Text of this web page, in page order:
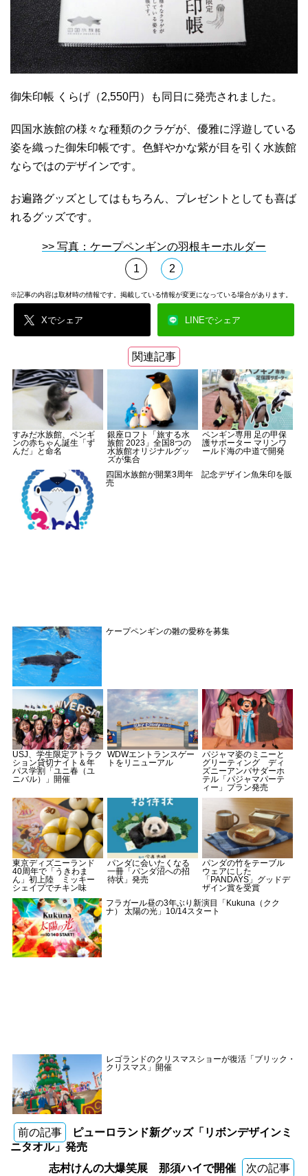
御朱印帳 くらげ（2,550円）も同日に発売されました。
四国水族館の様々な種類のクラゲが、優雅に浮遊している
姿を織った御朱印帳です。色鮮やかな紫が目を引く水族館
ならではのデザインです。
お遍路グッズとしてはもちろん、プレゼントとしても喜ば
れるグッズです。
>> 写真：ケープペンギンの羽根キーホルダー
1
2
※記事の内容は取材時の情報です。掲載している情報が変更になっている場合があります。
Xでシェア LINEでシェア
関連記事
すみだ水族館、ペンギ
ンの赤ちゃん誕生「ず
んだ」と命名
銀座ロフト「旅する水
族館 2023」全国8つの
水族館オリジナルグッ
ズが集合
ペンギン専用 足の甲保
護サポーター マリンワ
ールド海の中道で開発
四国水族館が開業3周年 記念デザイン魚朱印を販
売
ケープペンギンの雛の愛称を募集
USJ、学生限定アトラク
ション貸切ナイト＆年
パス学割「ユニ春（ユ
ニバル）」開催
WDWエントランスゲー
トをリニューアル
パジャマ姿のミニーと
グリーティング ディ
ズニーアンバサダーホ
テル「パジャマパーテ
ィー」プラン発売
東京ディズニーランド
40周年で「うきわま
ん」初上陸 ミッキー
シェイプでチキン味
パンダに会いたくなる
一冊「パンダ沼への招
待状」発売
パンダの竹をテーブル
ウェアにした
「PANDAYS」グッドデ
ザイン賞を受賞
フラガール昼の3年ぶり新演目「Kukuna（クク
ナ） 太陽の光」10/14スタート
レゴランドのクリスマスショーが復活「ブリック・
クリスマス」開催
前の記事
ピューロランド新グッズ「リボンデザインミ
ニタオル」発売
志村けんの大爆笑展 那須ハイで開催
次の記事